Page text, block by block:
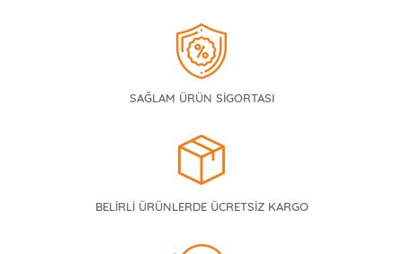
SAĞLAM ÜRÜN SİGORTASI
BELİRLİ ÜRÜNLERDE ÜCRETSİZ KARGO